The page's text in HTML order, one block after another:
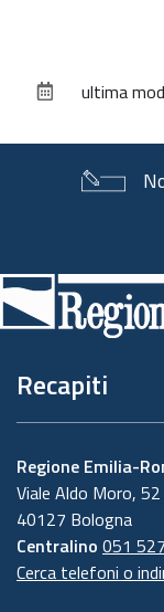
documento
ultima
di
pagina
Recapiti
Regione Emilia-
Viale Aldo Moro, 52
40127 Bologna
Centralino 051
Cerca telefoni o